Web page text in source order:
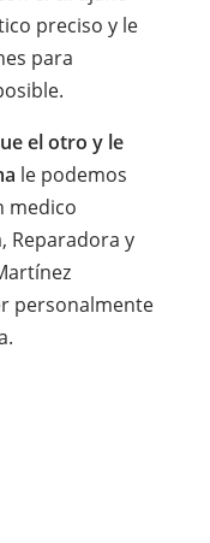
preciso y le
para
el otro y le
le podemos
medico
Reparadora y
personalmente